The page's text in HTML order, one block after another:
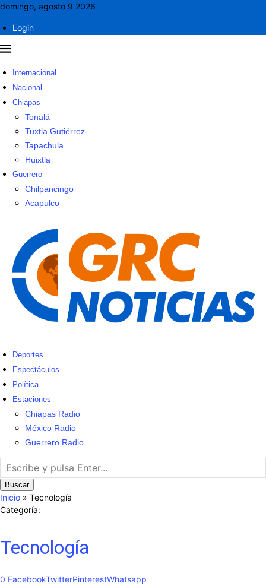
domingo, agosto 9 2026
Login
Internacional
Nacional
Chiapas
Tonalá
Tuxtla Gutiérrez
Tapachula
Huixtla
Guerrero
Chilpancingo
Acapulco
Deportes
Espectáculos
Política
Estaciones
Chiapas Radio
México Radio
Guerrero Radio
Buscar
Inicio » Tecnología
Categoría:
Tecnología
0 FacebookTwitterPinterestWhatsapp